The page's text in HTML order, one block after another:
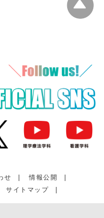
せ 情報公開
サイトマップ